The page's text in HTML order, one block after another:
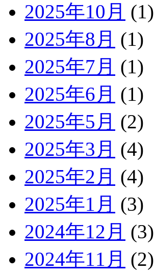
2025年10月 (1)
2025年8月 (1)
2025年7月 (1)
2025年6月 (1)
2025年5月 (2)
2025年3月 (4)
2025年2月 (4)
2025年1月 (3)
2024年12月 (3)
2024年11月 (2)